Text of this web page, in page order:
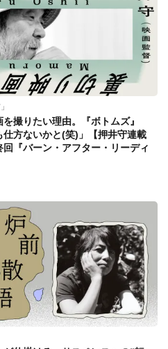
撮りたい理由。『ボトムズ』
方ないかと(笑)」【押井守連載
回『バーン・アフター・リーディ